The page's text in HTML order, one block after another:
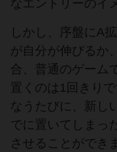
なエントリーのイ
しかし、序盤にA
が自分が伸びるか
合、普通のゲーム
置くのは1回きり
なうたびに、新し
でに置いてしまっ
させることができ